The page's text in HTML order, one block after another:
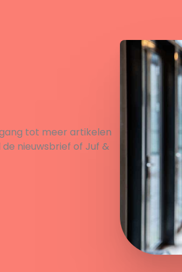
tot meer artikelen
nieuwsbrief of Juf &